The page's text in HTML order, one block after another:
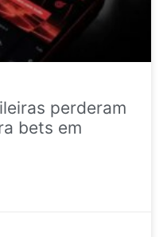
perderam
bets em